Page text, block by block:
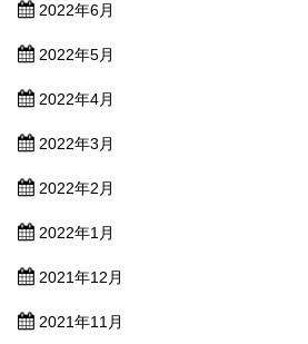
2022年6月
2022年5月
2022年4月
2022年3月
2022年2月
2022年1月
2021年12月
2021年11月